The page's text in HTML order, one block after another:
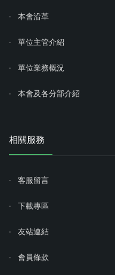
本會沿革
單位主管介紹
單位業務概況
本會及各分部介紹
相關服務
客服留言
下載專區
友站連結
會員條款